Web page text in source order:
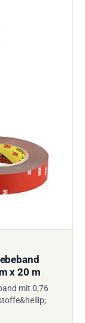
x 20 m
mit 0,76